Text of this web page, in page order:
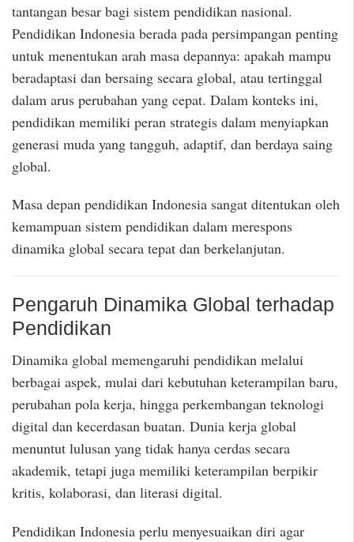
tantangan besar bagi sistem pendidikan nasional.
Pendidikan Indonesia berada pada persimpangan penting
untuk menentukan arah masa depannya: apakah mampu
beradaptasi dan bersaing secara global, atau tertinggal
dalam arus perubahan yang cepat. Dalam konteks ini,
pendidikan memiliki peran strategis dalam menyiapkan
generasi muda yang tangguh, adaptif, dan berdaya saing
global.
Masa depan pendidikan Indonesia sangat ditentukan oleh
kemampuan sistem pendidikan dalam merespons
dinamika global secara tepat dan berkelanjutan.
Pengaruh Dinamika Global terhadap
Pendidikan
Dinamika global memengaruhi pendidikan melalui
berbagai aspek, mulai dari kebutuhan keterampilan baru,
perubahan pola kerja, hingga perkembangan teknologi
digital dan kecerdasan buatan. Dunia kerja global
menuntut lulusan yang tidak hanya cerdas secara
akademik, tetapi juga memiliki keterampilan berpikir
kritis, kolaborasi, dan literasi digital.
Pendidikan Indonesia perlu menyesuaikan diri agar